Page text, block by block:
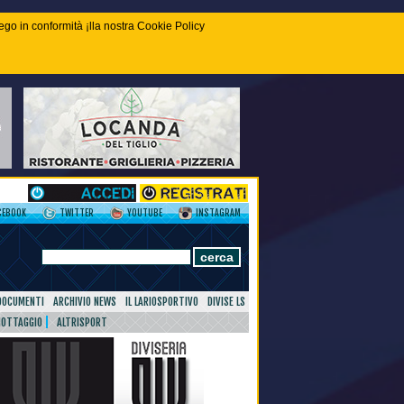
in conformità ¡lla nostra Cookie Policy
TWITTER YOUTUBE INSTAGRAM
ARCHIVIO NEWS IL LARIOSPORTIVO
DIVISE LS
ALTRISPORT